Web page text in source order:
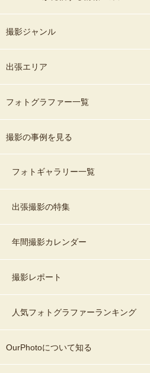
撮影ジャンル
出張エリア
フォトグラファー一覧
撮影の事例を見る
フォトギャラリー一覧
出張撮影の特集
年間撮影カレンダー
撮影レポート
人気フォトグラファーランキング
OurPhotoについて知る